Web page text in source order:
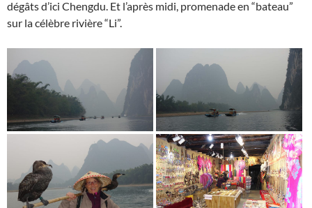
dégâts d’ici Chengdu. Et l’après midi, promenade en “bateau”
sur la célèbre rivière “Li”.